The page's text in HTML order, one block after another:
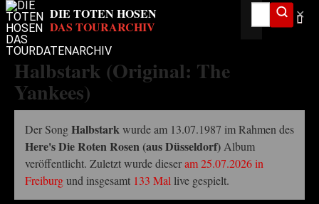
✕
Halbstark (Original: The
Yankees)
Der SongHalbstarkwurde am 13.07.1987 im Rahmen des
Here's Die Roten Rosen (aus Düsseldorf) Album
veröffentlicht. Zuletzt wurde dieseram 25.07.2026 in
Freiburgund insgesamt 133 Mal live gespielt.